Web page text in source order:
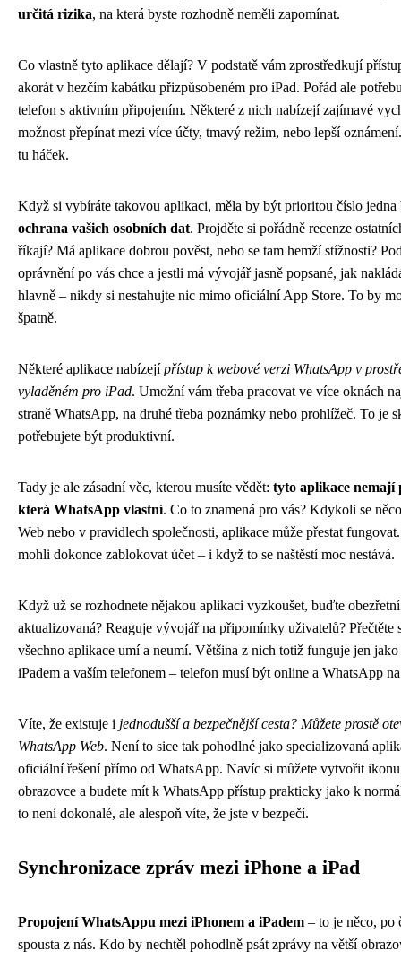
určitá rizika, na která byste rozhodně neměli zapomínat.
Co vlastně tyto aplikace dělají? V podstatě vám zprostředkují
akorát v hezčím kabátku přizpůsobeném pro iPad. Pořád ale
telefon s aktivním připojením. Některé z nich nabízejí zajímavé
možnost přepínat mezi více účty, tmavý režim, nebo lepší
tu háček.
Když si vybíráte takovou aplikaci, měla by být prioritou číslo jedna
ochrana vašich osobních dat. Projděte si pořádně recenze
říkají? Má aplikace dobrou pověst, nebo se tam hemží stížnosti?
oprávnění po vás chce a jestli má vývojář jasně popsané, jak
hlavně – nikdy si nestahujte nic mimo oficiální App Store. To by
špatně.
Některé aplikace nabízejípřístup k webové verzi WhatsApp v
vyladěném pro iPad. Umožní vám třeba pracovat ve více oknách
straně WhatsApp, na druhé třeba poznámky nebo prohlížeč. To je
potřebujete být produktivní.
Tady je ale zásadní věc, kterou musíte vědět: tyto aplikace nemají
která WhatsApp vlastní. Co to znamená pro vás? Kdykoli se
Web nebo v pravidlech společnosti, aplikace může přestat
mohli dokonce zablokovat účet – i když to se naštěstí moc nestává.
Když už se rozhodnete nějakou aplikaci vyzkoušet, buďte
aktualizovaná? Reaguje vývojář na připomínky uživatelů? Přečtěte
všechno aplikace umí a neumí. Většina z nich totiž funguje jen
iPadem a vaším telefonem – telefon musí být online a WhatsApp
Víte, že existuje i jednodušší a bezpečnější cesta? Můžete prostě
WhatsApp Web. Není to sice tak pohodlné jako specializovaná
oficiální řešení přímo od WhatsApp. Navíc si můžete vytvořit
obrazovce a budete mít k WhatsApp přístup prakticky jako k
to není dokonalé, ale alespoň víte, že jste v bezpečí.
Synchronizace zpráv mezi iPhone a iPad
Propojení WhatsAppu mezi iPhonem a iPadem – to je něco, po
spousta z nás. Kdo by nechtěl pohodlně psát zprávy na větší